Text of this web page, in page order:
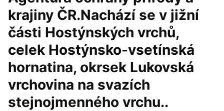
krajiny ČR.Nachází se v jižní
části Hostýnských vrchů,
celek Hostýnsko-vsetínská
hornatina, okrsek Lukovská
vrchovina na svazích
stejnojmenného vrchu..